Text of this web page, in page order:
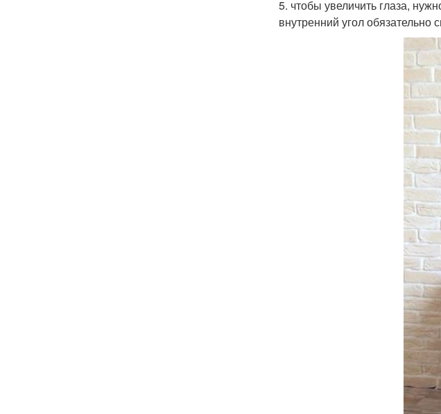
5. чтобы увеличить глаза,
внутренний угол обязательно